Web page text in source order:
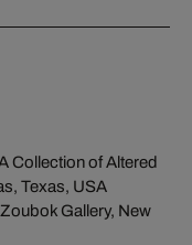
Collection of Altered
Texas, USA
Gallery, New